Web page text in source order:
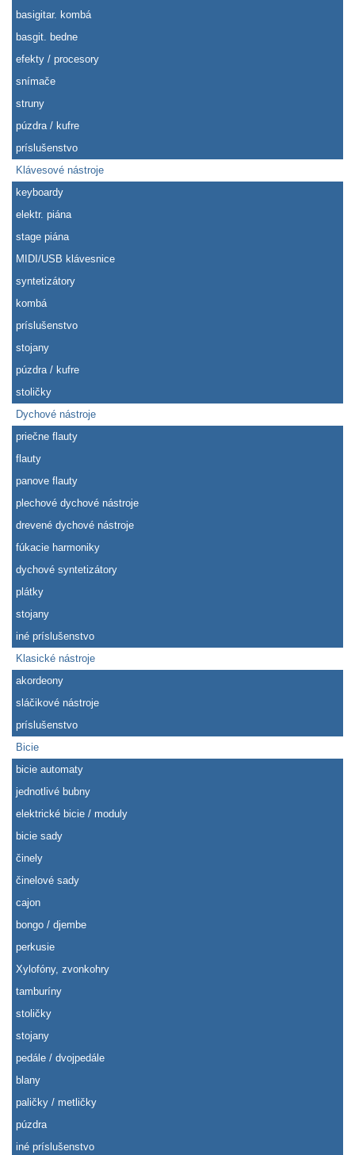
basigitar. kombá
basgit. bedne
efekty / procesory
snímače
struny
púzdra / kufre
príslušenstvo
Klávesové nástroje
keyboardy
elektr. piána
stage piána
MIDI/USB klávesnice
syntetizátory
kombá
príslušenstvo
stojany
púzdra / kufre
stoličky
Dychové nástroje
priečne flauty
flauty
panove flauty
plechové dychové nástroje
drevené dychové nástroje
fúkacie harmoniky
dychové syntetizátory
plátky
stojany
iné príslušenstvo
Klasické nástroje
akordeony
sláčikové nástroje
príslušenstvo
Bicie
bicie automaty
jednotlivé bubny
elektrické bicie / moduly
bicie sady
činely
činelové sady
cajon
bongo / djembe
perkusie
Xylofóny, zvonkohry
tamburíny
stoličky
stojany
pedále / dvojpedále
blany
paličky / metličky
púzdra
iné príslušenstvo